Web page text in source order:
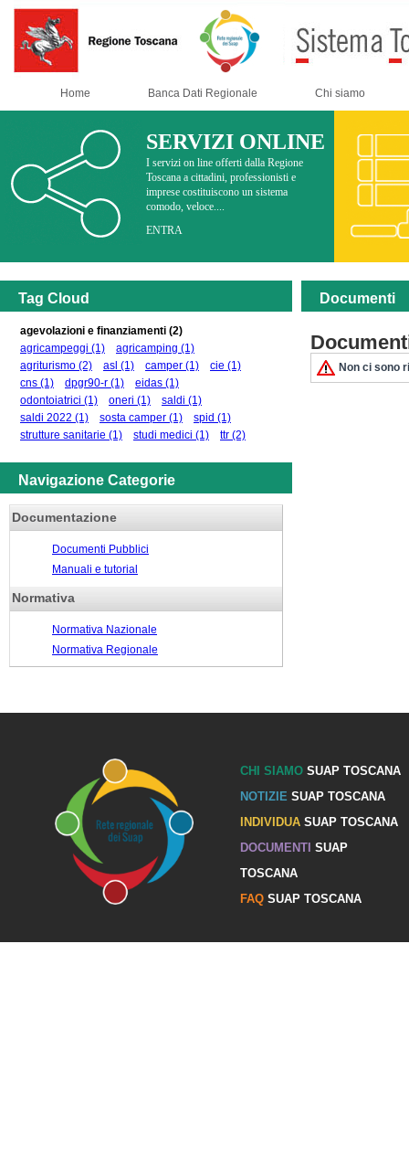
Home Banca Dati Regionale Chi siamo
SERVIZI ONLINE
I servizi on line offerti dalla Regione
Toscana a cittadini, professionisti e
imprese costituiscono un sistema
comodo, veloce....
ENTRA
Tag Cloud
agevolazioni e finanziamenti (2)
agricampeggi (1) agricamping (1)
agriturismo (2) asl (1) camper (1) cie (1)
cns (1) dpgr90-r (1) eidas (1)
odontoiatrici (1) oneri (1) saldi (1)
saldi 2022 (1) sosta camper (1) spid (1)
strutture sanitarie (1) studi medici (1) ttr (2)
Navigazione Categorie
Documentazione
Documenti Pubblici
Manuali e tutorial
Normativa
Normativa Nazionale
Normativa Regionale
Documenti
Non ci sono
CHI SIAMOSUAP TOSCANA
NOTIZIE SUAP TOSCANA
INDIVIDUASUAP TOSCANA
DOCUMENTI SUAP
TOSCANA
FAQSUAP TOSCANA